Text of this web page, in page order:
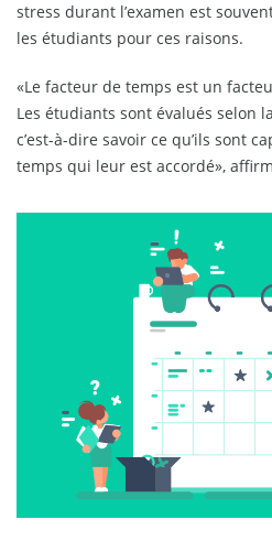
stress durant l’examen est
les étudiants pour ces raisons.
«Le facteur de temps est un
Les étudiants sont évalués selon
c’est-à-dire savoir ce qu’ils sont
temps qui leur est accordé»,